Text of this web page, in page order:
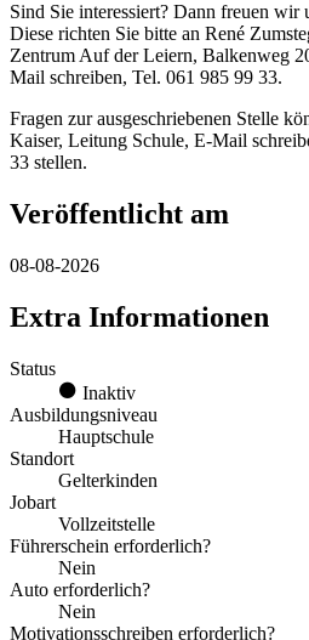
Sind Sie interessiert? Dann freuen wir
Diese richten Sie bitte an René
Zentrum Auf der Leiern, Balkenweg
Mail schreiben, Tel. 061 985 99 33.
Fragen zur ausgeschriebenen Stelle
Kaiser, Leitung Schule, E-Mail
33 stellen.
Veröffentlicht am
08-08-2026
Extra Informationen
Status
Inaktiv
Ausbildungsniveau
Hauptschule
Standort
Gelterkinden
Jobart
Vollzeitstelle
Führerschein erforderlich?
Nein
Auto erforderlich?
Nein
Motivationsschreiben erforderlich?